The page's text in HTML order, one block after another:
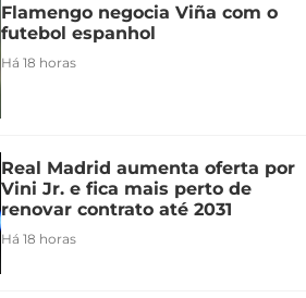
Flamengo negocia Viña com o
futebol espanhol
Há 18 horas
Real Madrid aumenta oferta por
Vini Jr. e fica mais perto de
renovar contrato até 2031
Há 18 horas